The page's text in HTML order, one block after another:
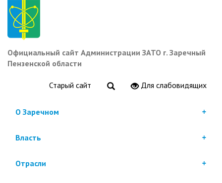
Перейти
основному
содержанию
Официальный сайт Администрации ЗАТО г. Заречный
Пензенской области
Старый сайт Для слабовидящих
О Заречном
Власть
Отрасли